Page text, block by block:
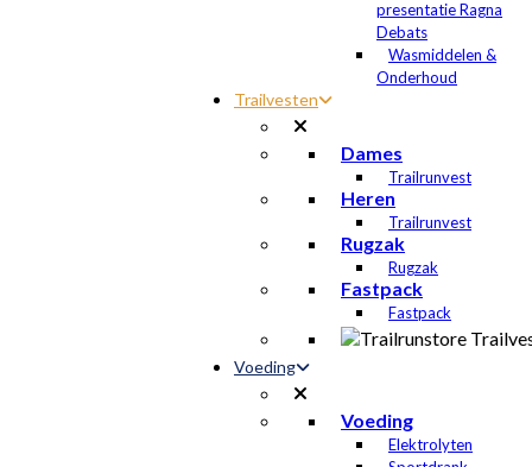
presentatie Ragna
Debats
Wasmiddelen &
Onderhoud
Trailvesten
Dames
Trailrunvest
Heren
Trailrunvest
Rugzak
Rugzak
Fastpack
Fastpack
Voeding
Voeding
Elektrolyten